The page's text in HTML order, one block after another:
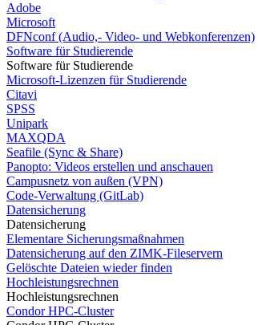
Adobe
Microsoft
DFNconf (Audio,- Video- und Webkonferenzen)
Software für Studierende
Software für Studierende
Microsoft-Lizenzen für Studierende
Citavi
SPSS
Unipark
MAXQDA
Seafile (Sync & Share)
Panopto: Videos erstellen und anschauen
Campusnetz von außen (VPN)
Code-Verwaltung (GitLab)
Datensicherung
Datensicherung
Elementare Sicherungsmaßnahmen
Datensicherung auf den ZIMK-Fileservern
Gelöschte Dateien wieder finden
Hochleistungsrechnen
Hochleistungsrechnen
Condor HPC-Cluster